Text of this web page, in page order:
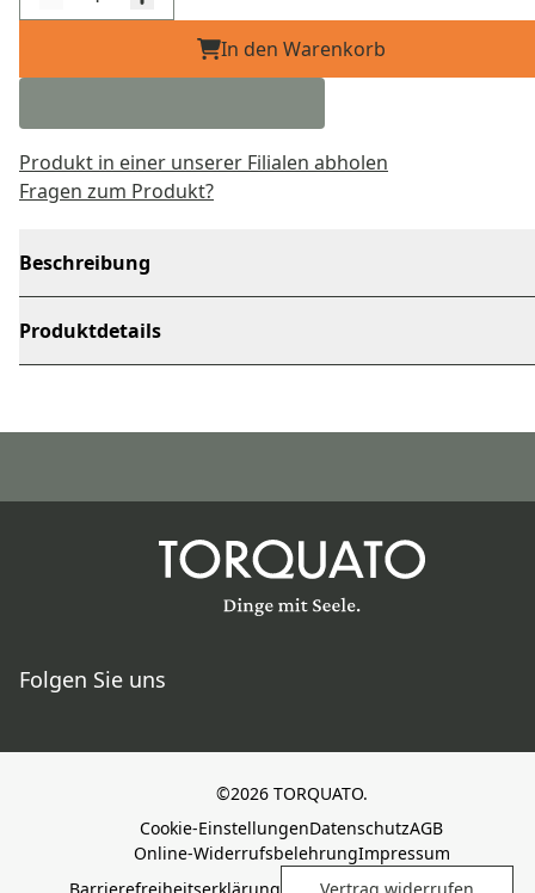
In den Warenkorb
Produkt in einer unserer Filialen abholen
Fragen zum Produkt?
Beschreibung
Produktdetails
Folgen Sie uns
©2026 TORQUATO.
Cookie-EinstellungenDatenschutzAGB
Online-WiderrufsbelehrungImpressum